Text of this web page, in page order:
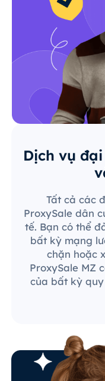
Dịch vụ
Tất cả các
ProxySale dân
tế. Bạn có thể
bất kỳ mạng
chặn hoặc
ProxySale MZ
của bất kỳ